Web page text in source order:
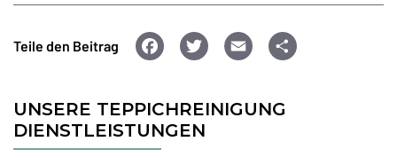
Teile den Beitrag
F
c
e
T
tt
E
ai
UNSERE TEPPICHREINIGUNG
DIENSTLEISTUNGEN